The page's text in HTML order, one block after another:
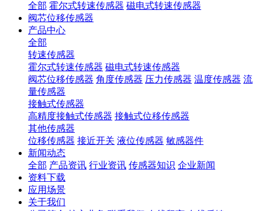
全部 霍尔式转速传感器 磁电式转速传感器
阀芯位移传感器
产品中心
全部
转速传感器
霍尔式转速传感器 磁电式转速传感器
阀芯位移传感器 角度传感器 压力传感器 温度传感器 流
量传感器
接触式传感器
高精度接触式传感器 接触式位移传感器
其他传感器
位移传感器 接近开关 液位传感器 敏感器件
新闻动态
全部 产品资讯 行业资讯 传感器知识 企业新闻
资料下载
应用场景
关于我们